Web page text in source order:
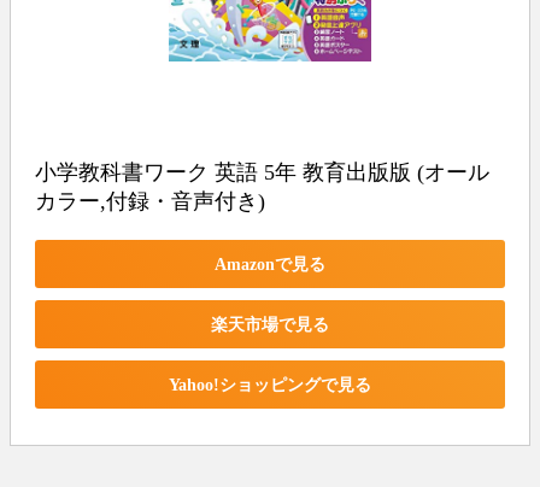
小学教科書ワーク 英語 5年 教育出版版 (オール
カラー,付録・音声付き)
Amazonで見る
楽天市場で見る
Yahoo!ショッピングで見る